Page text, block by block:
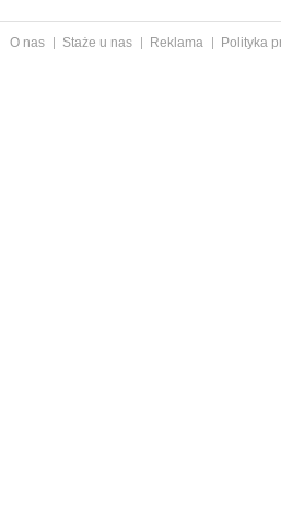
O nas Staże u nas Reklama
Polityka